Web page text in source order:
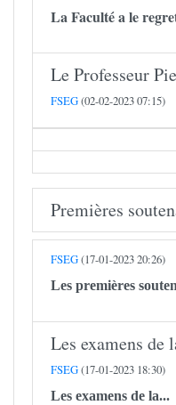
La Faculté a le
Le Professeur
FSEG(02-02-2023 07:15)
Premières
FSEG(17-01-2023 20:26)
Les premières
Les examens de
FSEG(17-01-2023 18:30)
Les examens de la...